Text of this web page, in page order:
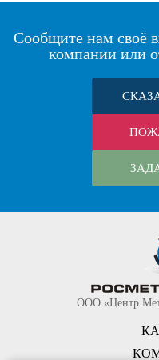
Сообщите нам своё
компании или
ООО «Центр